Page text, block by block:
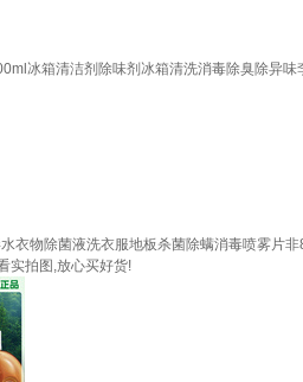
冰箱清洁剂除味剂冰箱清洗消毒除臭除异味
衣物除菌液洗衣服地板杀菌除螨消毒喷雾片
实拍图,放心买好货!